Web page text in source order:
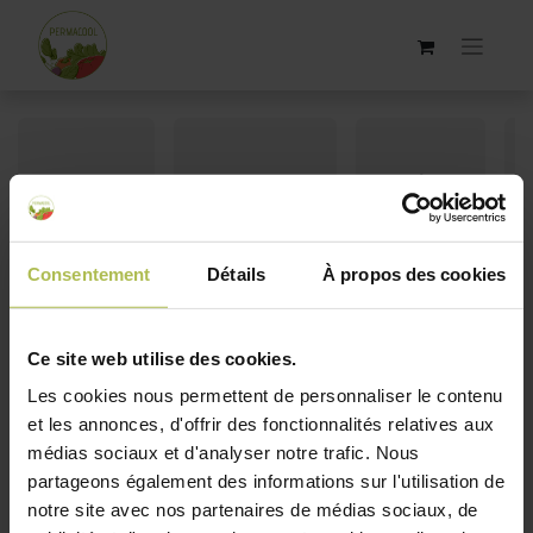
Consentement Détails À propos des cookies
Ce site web utilise des cookies.
Les cookies nous permettent de personnaliser le contenu
et les annonces, d'offrir des fonctionnalités relatives aux
médias sociaux et d'analyser notre trafic. Nous
partageons également des informations sur l'utilisation de
notre site avec nos partenaires de médias sociaux, de
jardinage
cadeaux